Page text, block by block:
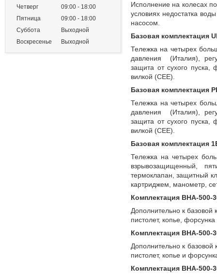
Четверг
09:00
18:00
Пятница
09:00
18:00
Суббота
Выходной
Воскресенье
Выходной
Исполнение на колесах
условиях недостатка
насосом.
Базовая комплектация
Тележка на четырех
давления (Италия),
защита от сухого
вилкой (СЕЕ).
Базовая комплектация
Тележка на четырех
давления (Италия),
защита от сухого
вилкой (СЕЕ).
Базовая комплектация
Тележка на четырех
взрывозащищенный,
термоклапан, защитный
картриджем, манометр,
Комплектация ВНА-500-
Дополнительно к
пистолет, копье,
Комплектация ВНА-500-
Дополнительно к
пистолет, копье и
Комплектация ВНА-500-